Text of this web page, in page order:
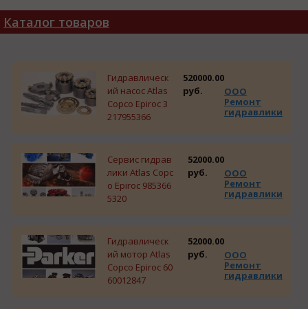
Каталог товаров
Гидравлическ
ий насос Atlas
Copco Epiroc 3
217955366
520000.00
руб.
ООО
Ремонт
гидравлики
Сервис гидрав
лики Atlas Copc
o Epiroc 985366
5320
52000.00
руб.
ООО
Ремонт
гидравлики
Гидравлическ
ий мотор Atlas
Copco Epiroc 60
60012847
52000.00
руб.
ООО
Ремонт
гидравлики